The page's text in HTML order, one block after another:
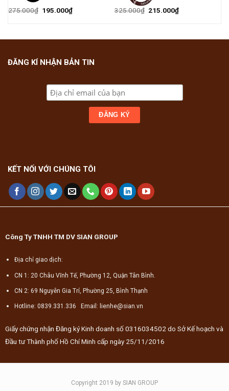
275.000₫ 195.000₫ 325.000₫ 215.000₫
ĐĂNG KÍ NHẬN BẢN TIN
KẾT NỐI VỚI CHÚNG TÔI
Công Ty TNHH TM DV SIAN GROUP
Địa chỉ giao dịch:
CN 1: 20 Châu Vĩnh Tế, Phường 12, Quận Tân Bình.
CN 2: 69 Nguyễn Gia Trí, Phường 25, Bình Thạnh
Hotline: 0839.331.336 Email: lienhe@sian.vn
Giấy chứng nhận Đăng ký Kinh doanh số 0316034502 do Sở Kế hoạch và
Đầu tư Thành phố Hồ Chí Minh cấp ngày 25/11/2016
Copyright 2019 by SIAN GROUP